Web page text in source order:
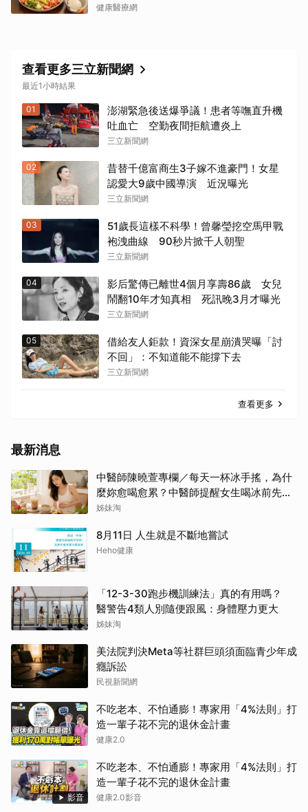
健康醫療網
查看更多三立新聞網
最近1小時結果
01
澎湖緊急後送爆爭議！患者等嘸直升機
吐血亡 空勤夜間拒航遭炎上
三立新聞網
02
昔替千億富商生3子嫁不進豪門！女星
認愛大9歲中國導演 近況曝光
三立新聞網
03
51歲長這樣不科學！曾馨瑩挖空馬甲戰
袍洩曲線 90秒片掀千人朝聖
三立新聞網
04
影后驚傳已離世4個月享壽86歲 女兒
鬧翻10年才知真相 死訊晚3月才曝光
三立新聞網
05
借給友人鉅款！資深女星崩潰哭曝「討
不回」：不知道能不能撐下去
三立新聞網
查看更多
最新消息
中醫師陳曉萱專欄／每天一杯冰手搖，為什
麼妳愈喝愈累？中醫師提醒女生喝冰前先看
體質
姊妹淘
8月11日 人生就是不斷地嘗試
Heho健康
「12-3-30跑步機訓練法」真的有用嗎？
醫警告4類人別隨便跟風：身體壓力更大
姊妹淘
美法院判決Meta等社群巨頭須面臨青少年成
癮訴訟
民視新聞網
不吃老本、不怕通膨！專家用「4%法則」打
造一輩子花不完的退休金計畫
健康2.0
影音
不吃老本、不怕通膨！專家用「4%法則」打
造一輩子花不完的退休金計畫
健康2.0影音